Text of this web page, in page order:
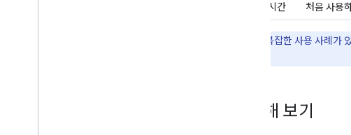
초기화 시간 처음 사용
앱에 복잡한 사용 사례가
사용해 보기